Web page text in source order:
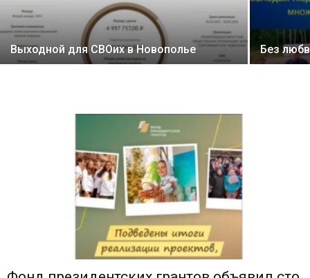
Выходной для СВОих в Новополье Без